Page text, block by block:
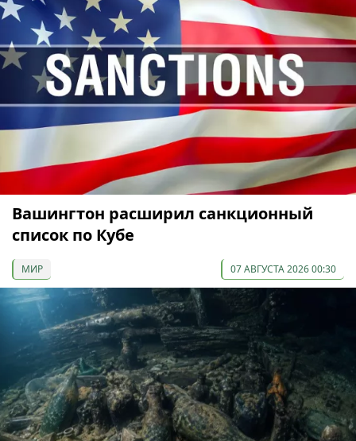
Вашингтон расширил санкционный
список по Кубе
МИР 07 АВГУСТА 2026 00:30